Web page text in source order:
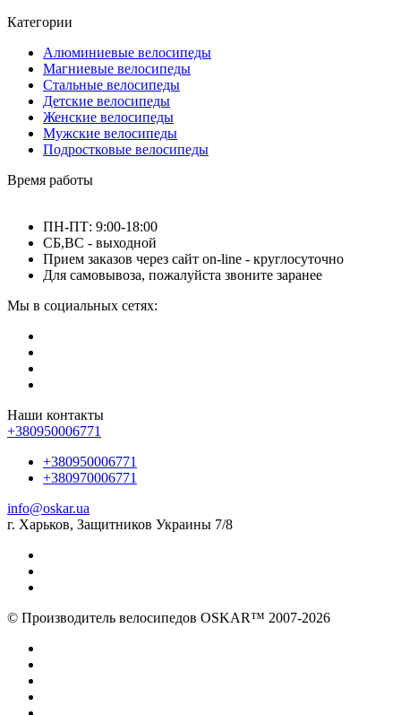
Категории
Алюминиевые велосипеды
Магниевые велосипеды
Стальные велосипеды
Детские велосипеды
Женские велосипеды
Мужские велосипеды
Подростковые велосипеды
Время работы
ПН-ПТ: 9:00-18:00
СБ,ВС - выходной
Прием заказов через сайт on-line - круглосуточно
Для самовывоза, пожалуйста звоните заранее
Мы в социальных сетях:
Наши контакты
+380950006771
+380950006771
+380970006771
info@oskar.ua
г. Харьков, Защитников Украины 7/8
© Производитель велосипедов OSKAR™ 2007-2026